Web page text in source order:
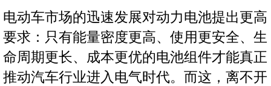
电动车市场的迅速发展对动力电池提出更高
要求：只有能量密度更高、使用更安全、生
命周期更长、成本更优的电池组件才能真正
推动汽车行业进入电气时代。而这，离不开